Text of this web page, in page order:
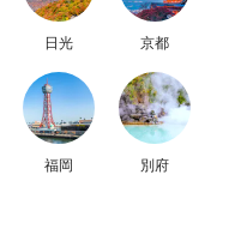
日光 京都
福岡 別府